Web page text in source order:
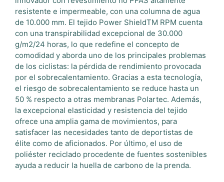
resistente e impermeable, con una columna de agua
de 10.000 mm. El tejido Power ShieldTM RPM cuenta
con una transpirabilidad excepcional de 30.000
g/m2/24 horas, lo que redefine el concepto de
comodidad y aborda uno de los principales problemas
de los ciclistas: la pérdida de rendimiento provocada
por el sobrecalentamiento. Gracias a esta tecnología,
el riesgo de sobrecalentamiento se reduce hasta un
50 % respecto a otras membranas Polartec. Además,
la excepcional elasticidad y resistencia del tejido
ofrece una amplia gama de movimientos, para
satisfacer las necesidades tanto de deportistas de
élite como de aficionados. Por último, el uso de
poliéster reciclado procedente de fuentes sostenibles
ayuda a reducir la huella de carbono de la prenda.